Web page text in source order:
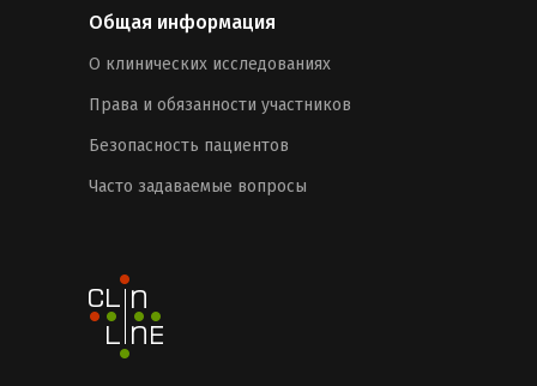
Общая информация
О клинических исследованиях
Права и обязанности участников
Безопасность пациентов
Часто задаваемые вопросы